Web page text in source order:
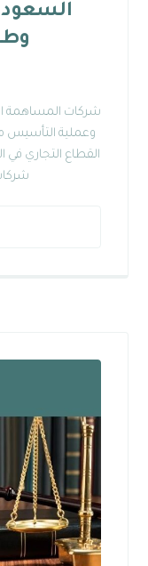
شركات المساهمة
وعملية التأسيس
القطاع التجاري في